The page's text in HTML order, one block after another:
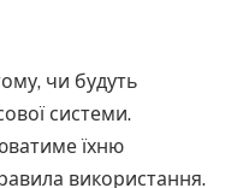
чи будуть
системи.
їхню
використання.